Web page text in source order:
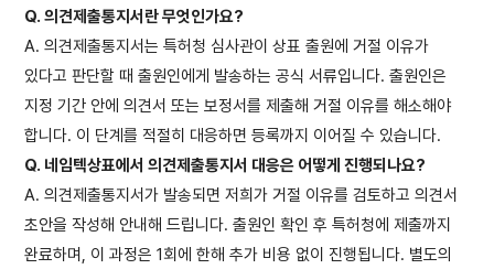
Q. 의견제출통지서란 무엇인가요?
A. 의견제출통지서는 특허청 심사관이 상표 출원에 거절 이유가
있다고 판단할 때 출원인에게 발송하는 공식 서류입니다. 출원인은
지정 기간 안에 의견서 또는 보정서를 제출해 거절 이유를 해소해야
합니다. 이 단계를 적절히 대응하면 등록까지 이어질 수 있습니다.
Q. 네임텍상표에서 의견제출통지서 대응은 어떻게 진행되나요?
A. 의견제출통지서가 발송되면 저희가 거절 이유를 검토하고 의견서
초안을 작성해 안내해 드립니다. 출원인 확인 후 특허청에 제출까지
완료하며, 이 과정은 1회에 한해 추가 비용 없이 진행됩니다. 별도의